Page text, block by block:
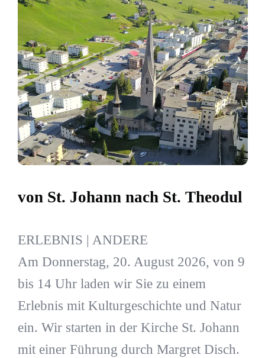
von St. Johann nach St. Theodul
ERLEBNIS | ANDERE
Am Donnerstag, 20. August 2026, von 9
bis 14 Uhr laden wir Sie zu einem
Erlebnis mit Kulturgeschichte und Natur
ein. Wir starten in der Kirche St. Johann
mit einer Führung durch Margret Disch.